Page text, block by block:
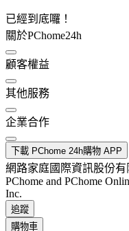
已經到底囉！
關於PChome24h
顧客權益
其他服務
企業合作
下載 PChome 24h購物 APP
網路家庭國際資訊股份
PChome and PChome
Inc.
追蹤
購物車